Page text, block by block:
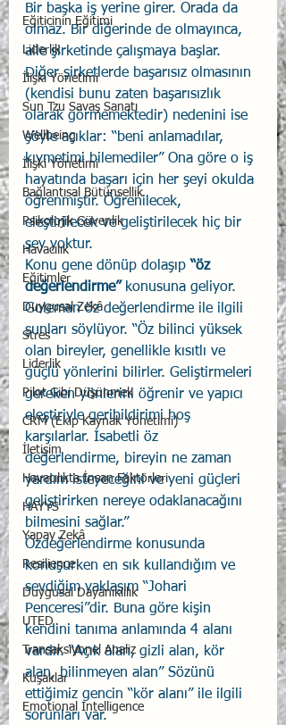
Eğiticinin Eğitimi
Liderlik
İlişki Yönetimi
Sun Tzu Savaş Sanatı
Wellbeing
İlişki Yönetimi
Bağlantısal Bütünsellik
Psikolojik Güvenlik
Havacılık
Eğitimler
Duygusal Zekâ
Stres
Liderlik
Pilot Gibi Düşünmek
CRM (Ekip Kaynak Yönetimi)
İletişim
Havacılıkta İnsan Faktörleri
HAYYS
Yapay Zekâ
Resilience
Duygusal Dayanıklılık
UTED
Transaksiyonel Analiz
Kuşaklar
Emotional Intelligence
Bir başka iş yerine girer. Orada da
olmaz. Bir diğerinde de olmayınca,
aile şirketinde çalışmaya başlar.
Diğer şirketlerde başarısız olmasının
(kendisi bunu zaten başarısızlık
olarak görmemektedir) nedenini ise
şöyle açıklar: “beni anlamadılar,
kıymetimi bilemediler” Ona göre o iş
hayatında başarı için her şeyi okulda
öğrenmiştir. Öğrenilecek,
eleştirilecek ve geliştirilecek hiç bir
şey yoktur.
Konu gene dönüp dolaşıp “öz
değerlendirme” konusuna geliyor.
Goleman öz değerlendirme ile ilgili
şunları söylüyor. “Öz bilinci yüksek
olan bireyler, genellikle kısıtlı ve
güçlü yönlerini bilirler. Geliştirmeleri
gereken yönlerini öğrenir ve yapıcı
eleştiriyle geribildirimi hoş
karşılarlar. İsabetli öz
değerlendirme, bireyin ne zaman
yardım isteyeceğini ve yeni güçleri
geliştirirken nereye odaklanacağını
bilmesini sağlar.”
Özdeğerlendirme konusunda
konuşurken en sık kullandığım ve
sevdiğim yaklaşım “Johari
Penceresi”dir. Buna göre kişin
kendini tanıma anlamında 4 alanı
vardır. “Açık alan, gizli alan, kör
alan, bilinmeyen alan” Sözünü
ettiğimiz gencin “kör alanı” ile ilgili
sorunları var.